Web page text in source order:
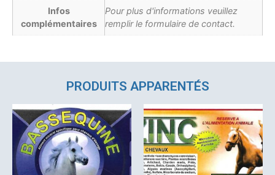
Infos
complémentaires
Pour plus d'informations veuillez
remplir le formulaire de contact.
PRODUITS APPARENTÉS